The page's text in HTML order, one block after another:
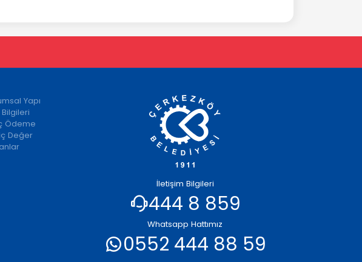
Yapı
Bilgileri
Ödeme
Değer
İletişim Bilgileri
444 8 859
Whatsapp Hattımız
0552 444 88 59